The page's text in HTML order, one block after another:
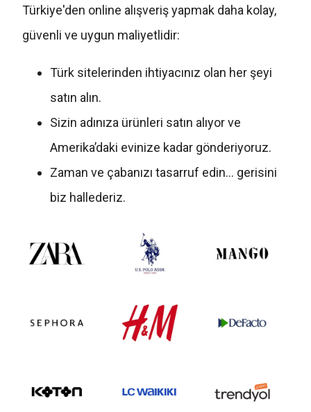
Türkiye'den online alışveriş yapmak daha kolay,
güvenli ve uygun maliyetlidir:
Türk sitelerinden ihtiyacınız olan her şeyi
satın alın.
Sizin adınıza ürünleri satın alıyor ve
Amerika’daki evinize kadar gönderiyoruz.
Zaman ve çabanızı tasarruf edin… gerisini
biz hallederiz.